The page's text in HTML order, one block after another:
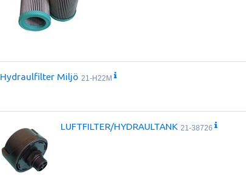
Hydraulfilter Miljö 21-H22M
LUFTFILTER/HYDRAULTANK 21-38726